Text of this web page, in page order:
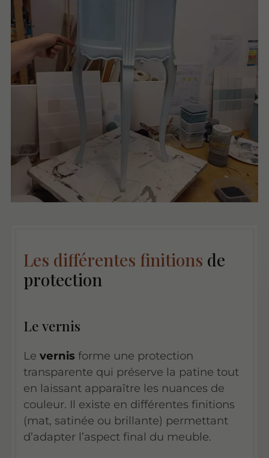
Les différentes finitions de
protection
Le vernis
Le vernis forme une protection
transparente qui préserve la patine tout
en laissant apparaître les nuances de
couleur. Il existe en différentes finitions
(mat, satinée ou brillante) permettant
d’adapter l’aspect final du meuble.